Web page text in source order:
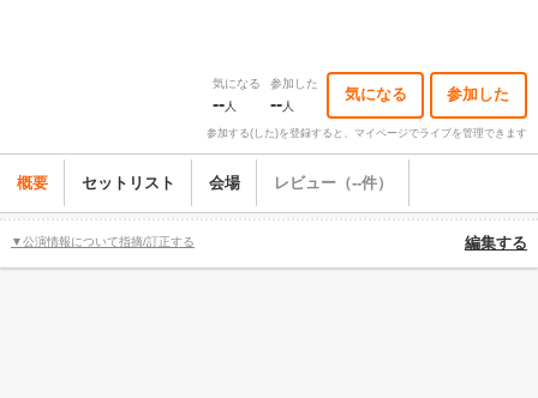
気になる
--人
参加した
--人
気になる 参加した
参加する(した)を登録すると、マイページでライブを管理できます
概要 セットリスト 会場 レビュー（--件）
▼公演情報について指摘/訂正する 編集する